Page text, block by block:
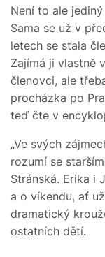
Není to ale
Sama se už v
letech se stala
Zajímá ji vlastně
členovci, ale
procházka po
teď čte v
„Ve svých
rozumí se
Stránská. Erika i
a o víkendu, ať
dramatický
ostatních dětí.